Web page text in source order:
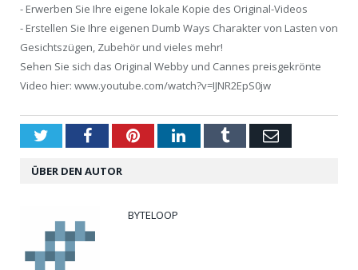
- Erwerben Sie Ihre eigene lokale Kopie des Original-Videos
- Erstellen Sie Ihre eigenen Dumb Ways Charakter von Lasten von
Gesichtszügen, Zubehör und vieles mehr!
Sehen Sie sich das Original Webby und Cannes preisgekrönte
Video hier: www.youtube.com/watch?v=IJNR2EpS0jw
TwitterFacebookPinterestLinkedInTumblrEmail
ÜBER DEN AUTOR
BYTELOOP